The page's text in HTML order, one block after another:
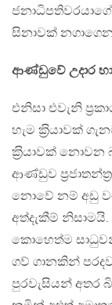
සිනාවක් නගාගෙන
ආණ්ඩුවේ උදාර
එනිසා එවැනි
හැම ක‍්‍රියාවක්
ක‍්‍රියාවක් නොවන
ආණ්ඩුව
නොවේ නම් අඩු
අත්දැකීම්
කොහෙත්ම
ගව් ගානකින්
පුරවැසියන් අතර